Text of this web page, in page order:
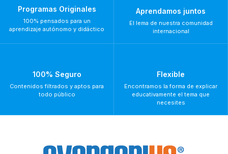
Programas Originales
100% pensados para un
aprendizaje autónomo y didáctico
Aprendamos juntos
El lema de nuestra comunidad
internacional
100% Seguro
Contenidos filtrados y aptos para
todo público
Flexible
Encontramos la forma de explicar
educativamente el tema que
necesites